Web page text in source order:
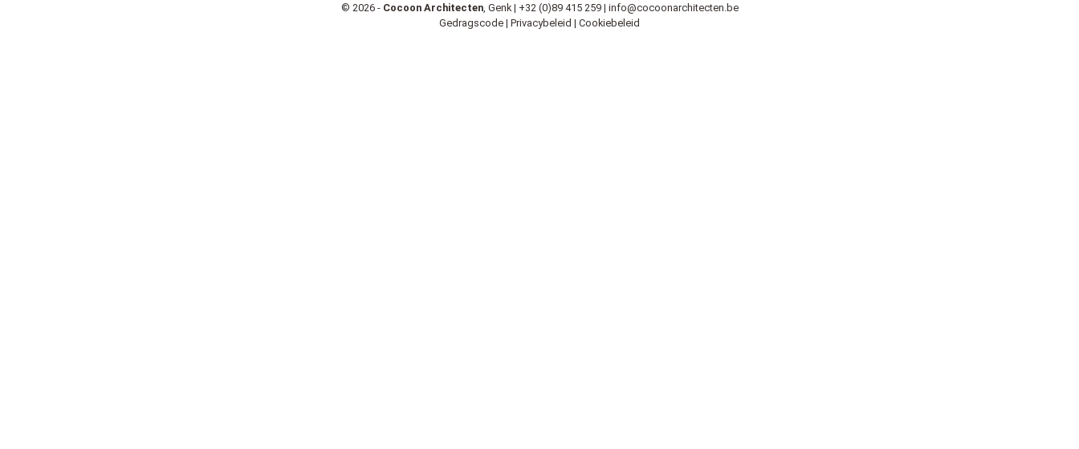
© 2026 - Cocoon Architecten, Genk | +32 (0)89 415 259| info@cocoonarchitecten.be
Gedragscode | Privacybeleid | Cookiebeleid